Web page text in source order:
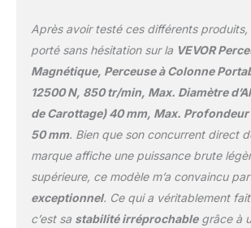
quel angle de
stable pendant
processus de
pièces
à vos
d'alésage
gamme de
durabilité :
est prioritaire !
dispositif
Après avoir testé ces différents produits,
porté sans hésitation sur la VEVOR
Magnétique, Perceuse à Colonne
12500 N, 850 tr/min, Max. Diamètre
de Carottage) 40 mm, Max.
50 mm. Bien que son concurrent direct
marque affiche une puissance brute
supérieure, ce modèle m’a convaincu
exceptionnel. Ce qui a véritablement
c’est sa stabilité irréprochablegrâce à